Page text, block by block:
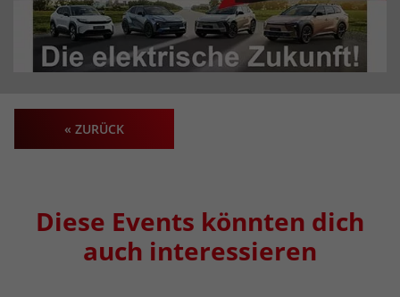
« ZURÜCK
Diese Events könnten dich
auch interessieren